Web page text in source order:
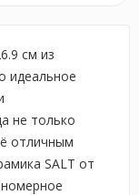
см из
идеальное
не только
отличным
SALT от